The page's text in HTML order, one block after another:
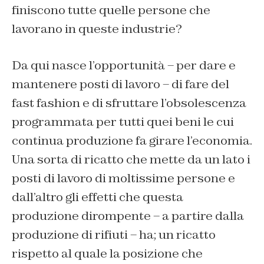
finiscono tutte quelle persone che
lavorano in queste industrie?
Da qui nasce l’opportunità – per dare e
mantenere posti di lavoro – di fare del
fast fashion e di sfruttare l’obsolescenza
programmata per tutti quei beni le cui
continua produzione fa girare l’economia.
Una sorta di ricatto che mette da un lato i
posti di lavoro di moltissime persone e
dall’altro gli effetti che questa
produzione dirompente – a partire dalla
produzione di rifiuti – ha; un ricatto
rispetto al quale la posizione che